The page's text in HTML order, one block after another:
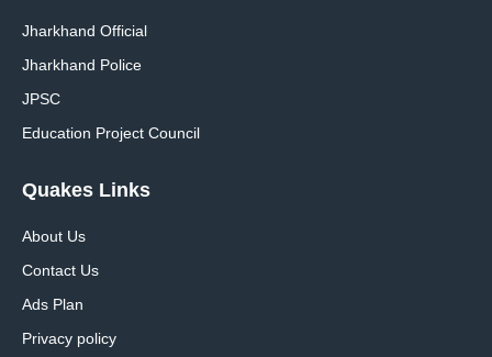
Jharkhand Official
Jharkhand Police
JPSC
Education Project Council
Quakes Links
About Us
Contact Us
Ads Plan
Privacy policy